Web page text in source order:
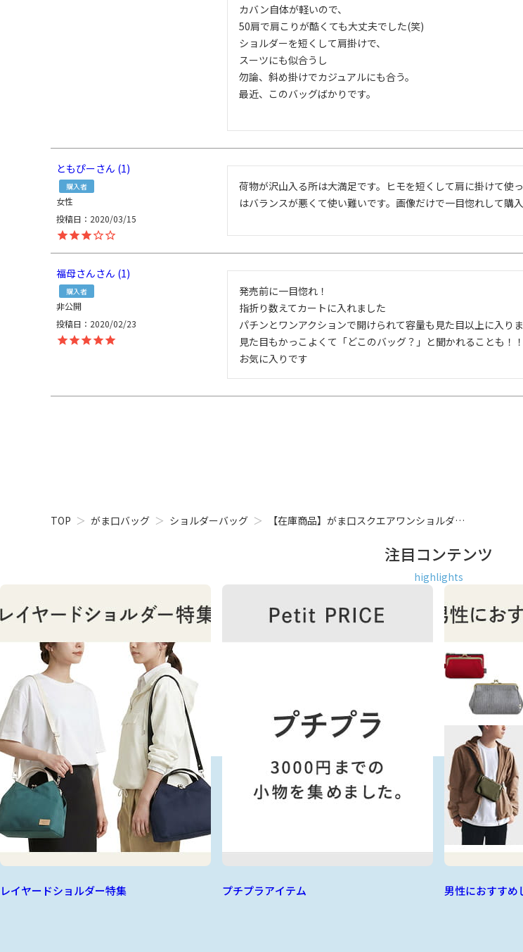
カバン自体が軽いので、
50肩で肩こりが酷くても大丈夫でした(笑)
ショルダーを短くして肩掛けで、
スーツにも似合うし
勿論、斜め掛けでカジュアルにも合う。
最近、このバッグばかりです。
ともぴー 1
購入者
女性
投稿日
2020/03/15
荷物が沢山入る所は大満足です。ヒモを短くして肩に掛けて使
はバランスが悪くて使い難いです。画像だけで一目惚れして購
福母さん 1
購入者
非公開
投稿日
2020/02/23
発売前に一目惚れ！
指折り数えてカートに入れました
パチンとワンアクションで開けられて容量も見た目以上に入り
見た目もかっこよくて「どこのバッグ？」と聞かれることも！！
お気に入りです
TOP がま口バッグ ショルダーバッグ 【在庫商品】がま口スクエアワンショルダ…
注目コンテンツ
highlights
レイヤードショルダー特集 プチプラアイテム 男性におすすめ